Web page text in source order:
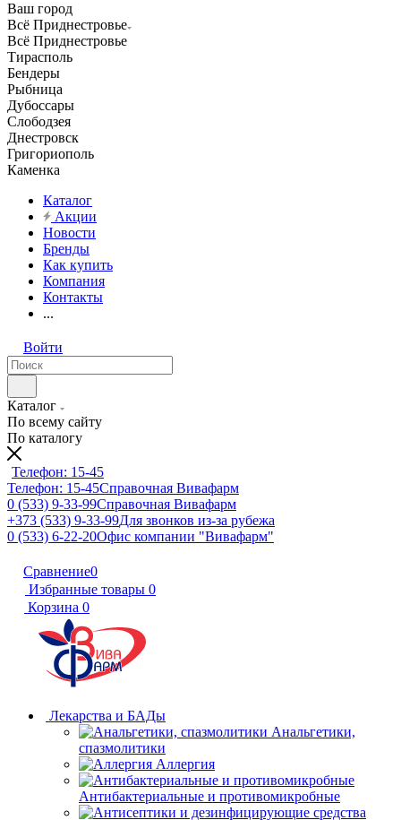
Ваш город
Всё Приднестровье
Всё Приднестровье
Тирасполь
Бендеры
Рыбница
Дубоссары
Слободзея
Днестровск
Григориополь
Каменка
Каталог
Акции
Новости
Бренды
Как купить
Компания
Контакты
...
Войти
Каталог
По всему сайту
По каталогу
Телефон: 15-45
Телефон: 15-45Справочная Вивафарм
0 (533) 9-33-99Справочная Вивафарм
+373 (533) 9-33-99Для звонков из-за рубежа
0 (533) 6-22-20Офис компании "Вивафарм"
Сравнение0
Избранные товары 0
Корзина 0
Лекарства и БАДы
Анальгетики,
спазмолитики
Аллергия
Антибактериальные и противомикробные